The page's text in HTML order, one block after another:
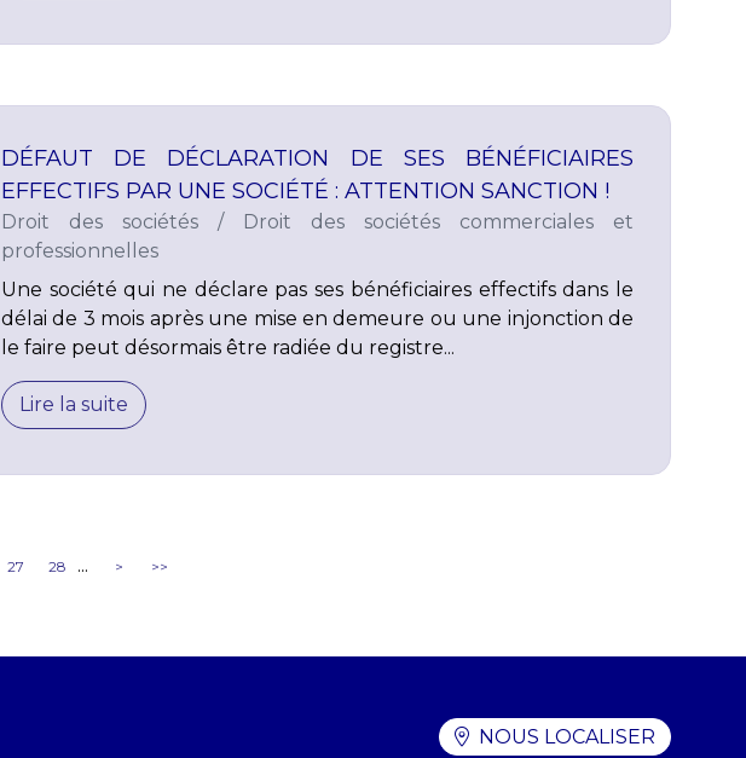
DÉFAUT DE DÉCLARATION DE SES BÉNÉFICIAIRES
EFFECTIFS PAR UNE SOCIÉTÉ : ATTENTION SANCTION !
Droit des sociétés /
Droit des sociétés commerciales et
professionnelles
Une société qui ne déclare pas ses bénéficiaires effectifs dans le
délai de 3 mois après une mise en demeure ou une injonction de
le faire peut désormais être radiée du registre...
Lire la suite
27 28 ... > >>
NOUS LOCALISER